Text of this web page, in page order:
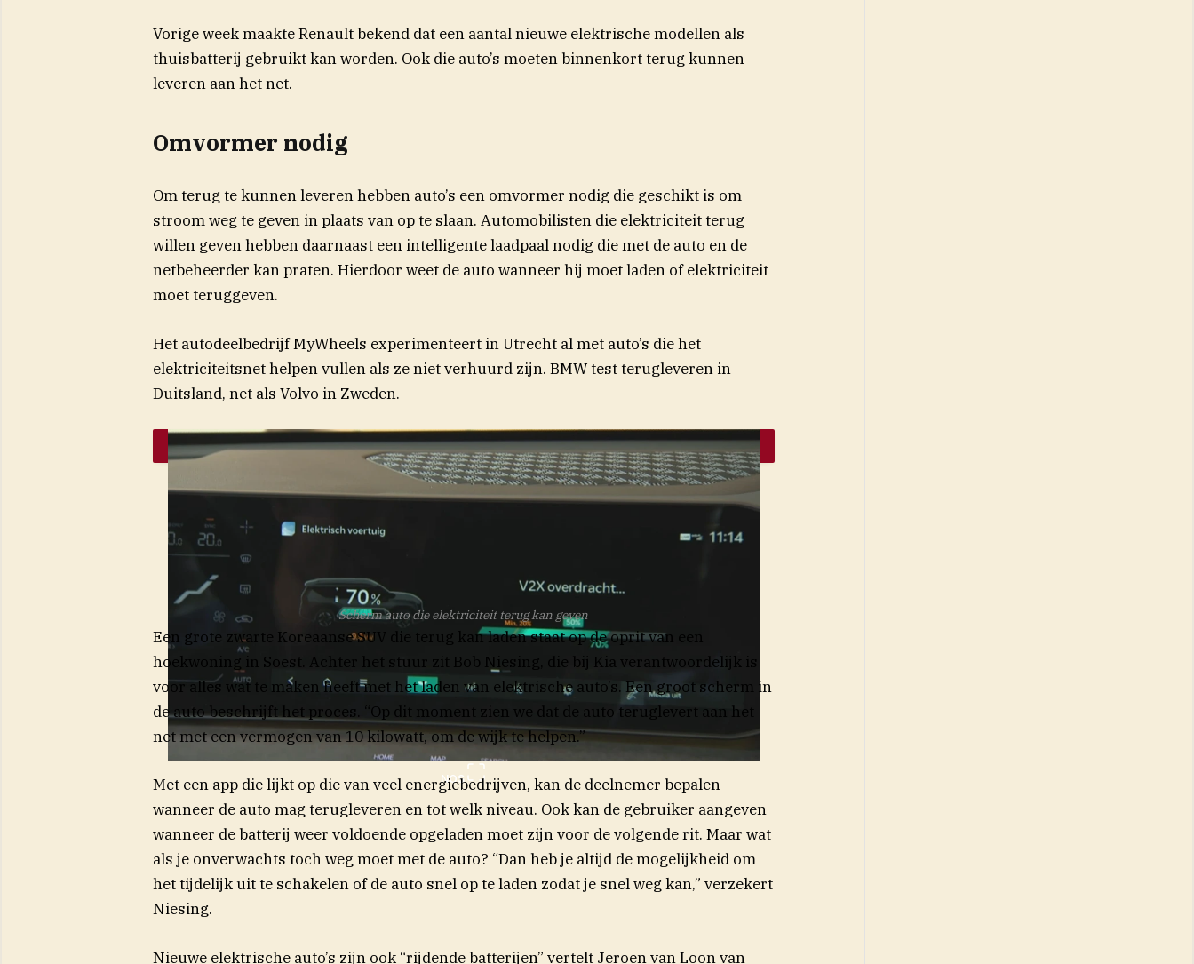
Vorige week maakte Renault bekend dat een aantal nieuwe elektrische modellen als
thuisbatterij gebruikt kan worden. Ook die auto’s moeten binnenkort terug kunnen
leveren aan het net.
Omvormer nodig
Om terug te kunnen leveren hebben auto’s een omvormer nodig die geschikt is om
stroom weg te geven in plaats van op te slaan. Automobilisten die elektriciteit terug
willen geven hebben daarnaast een intelligente laadpaal nodig die met de auto en de
netbeheerder kan praten. Hierdoor weet de auto wanneer hij moet laden of elektriciteit
moet teruggeven.
Het autodeelbedrijf MyWheels experimenteert in Utrecht al met auto’s die het
elektriciteitsnet helpen vullen als ze niet verhuurd zijn. BMW test terugleveren in
Duitsland, net als Volvo in Zweden.
NOS
Scherm auto die elektriciteit terug kan geven
Een grote zwarte Koreaanse SUV die terug kan laden staat op de oprit van een
hoekwoning in Soest. Achter het stuur zit Bob Niesing, die bij Kia verantwoordelijk is
voor alles wat te maken heeft met het laden van elektrische auto’s. Een groot scherm in
de auto beschrijft het proces. “Op dit moment zien we dat de auto teruglevert aan het
net met een vermogen van 10 kilowatt, om de wijk te helpen.”
Met een app die lijkt op die van veel energiebedrijven, kan de deelnemer bepalen
wanneer de auto mag terugleveren en tot welk niveau. Ook kan de gebruiker aangeven
wanneer de batterij weer voldoende opgeladen moet zijn voor de volgende rit. Maar wat
als je onverwachts toch weg moet met de auto? “Dan heb je altijd de mogelijkheid om
het tijdelijk uit te schakelen of de auto snel op te laden zodat je snel weg kan,” verzekert
Niesing.
Nieuwe elektrische auto’s zijn ook “rijdende batterijen” vertelt Jeroen van Loon van